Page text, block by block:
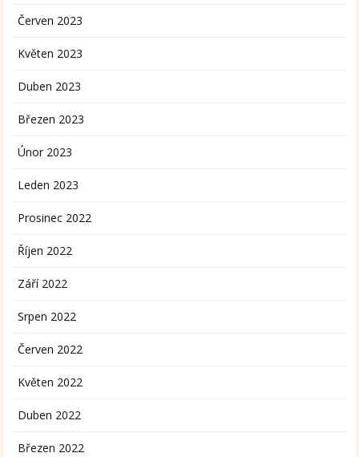
Červen 2023
Květen 2023
Duben 2023
Březen 2023
Únor 2023
Leden 2023
Prosinec 2022
Říjen 2022
Září 2022
Srpen 2022
Červen 2022
Květen 2022
Duben 2022
Březen 2022